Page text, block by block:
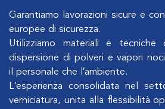
Garantiamo lavorazioni sicure e
europee di sicurezza.
Utilizziamo materiali e tecniche
dispersione di polveri e vapori
il personale che l′ambiente.
L′esperienza consolidata nel
verniciatura, unita alla flessibilità